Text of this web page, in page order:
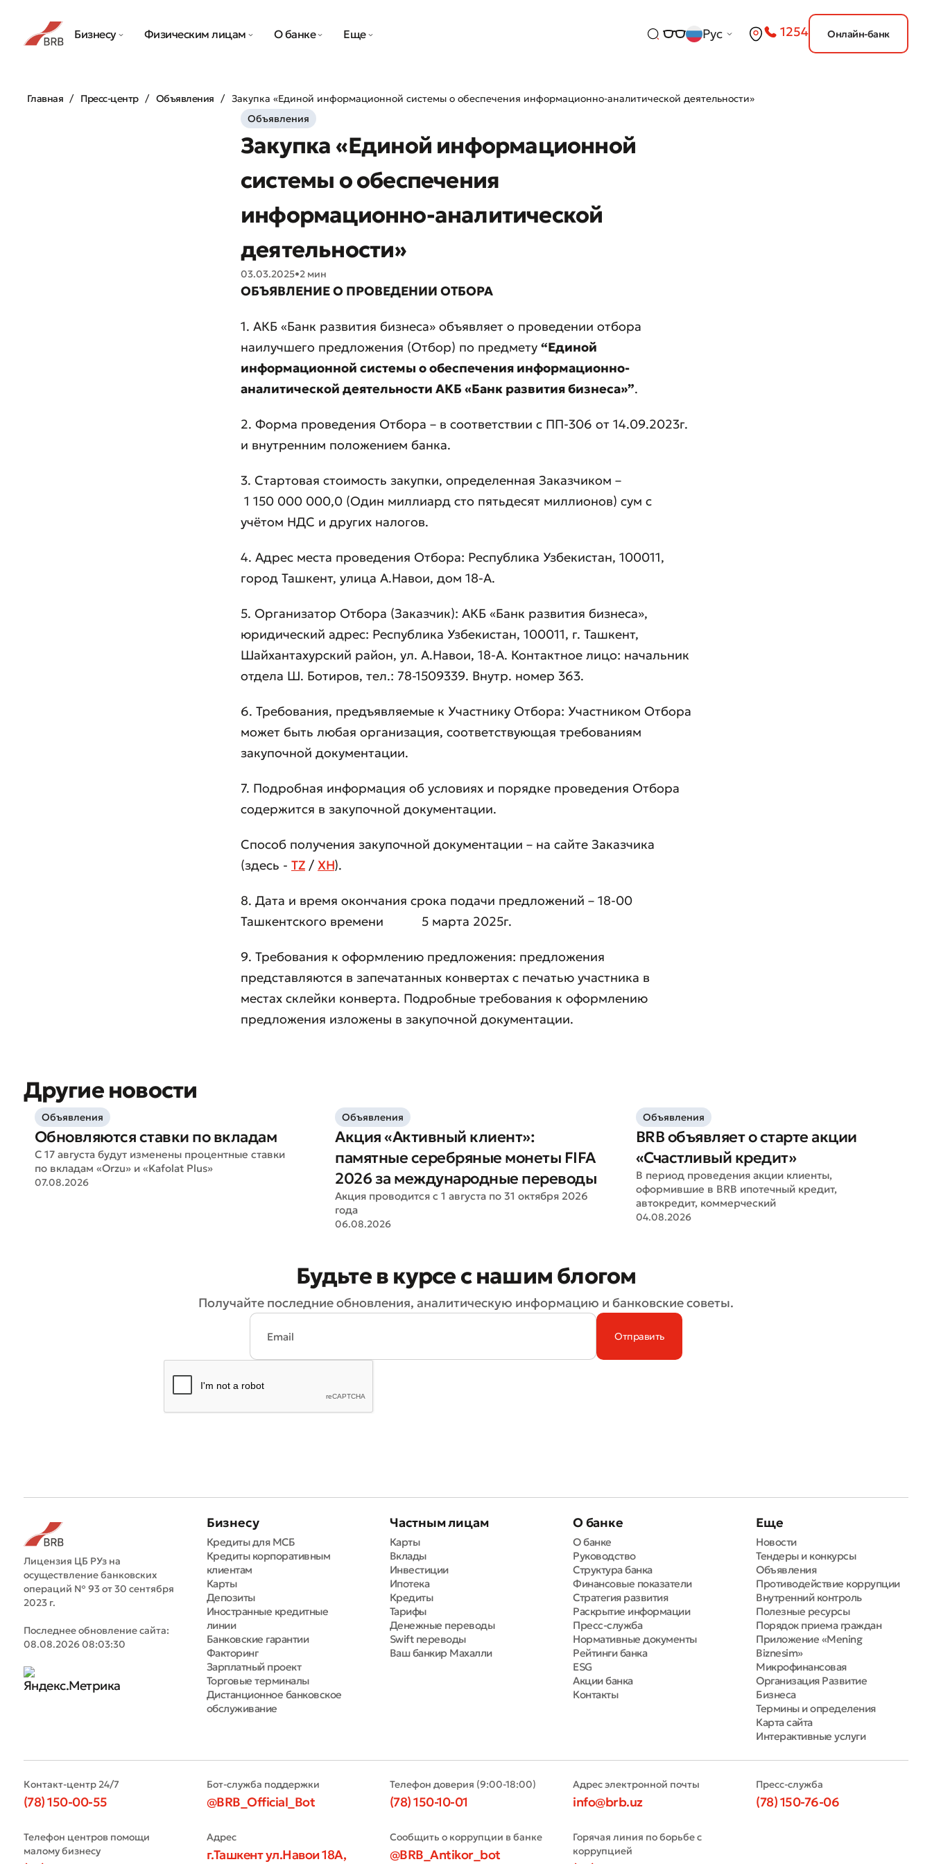
Бизнесу Физическим лицам О банке Еще Рус 1254 Онлайн-банк
Оцените качество обслуживания
Отправить
Оставить обращение
* Все поля обязательны для заполнения
Отправить
Главная Пресс-центр Объявления
Закупка «Единой информационной системы о обеспечения информационно-аналитической деятельности»
Объявления
Закупка «Единой информационной
системы о обеспечения
информационно-аналитической
деятельности»
03.03.2025•2 мин
ОБЪЯВЛЕНИЕ О ПРОВЕДЕНИИ ОТБОРА
1. АКБ «Банк развития бизнеса» объявляет о проведении отбора
наилучшего предложения (Отбор) по предмету “Единой
информационной системы о обеспечения информационно-
аналитической деятельности АКБ «Банк развития бизнеса»”.
2. Форма проведения Отбора – в соответствии с ПП-306 от 14.09.2023г.
и внутренним положением банка.
3. Стартовая стоимость закупки, определенная Заказчиком –
1 150 000 000,0 (Один миллиард сто пятьдесят миллионов) сум с
учётом НДС и других налогов.
4. Адрес места проведения Отбора: Республика Узбекистан, 100011,
город Ташкент, улица А.Навои, дом 18-А.
5. Организатор Отбора (Заказчик): АКБ «Банк развития бизнеса»,
юридический адрес: Республика Узбекистан, 100011, г. Ташкент,
Шайхантахурский район, ул. А.Навои, 18-А. Контактное лицо: начальник
отдела Ш. Ботиров, тел.: 78-1509339. Внутр. номер 363.
6. Требования, предъявляемые к Участнику Отбора: Участником Отбора
может быть любая организация, соответствующая требованиям
закупочной документации.
7. Подробная информация об условиях и порядке проведения Отбора
содержится в закупочной документации.
Способ получения закупочной документации – на сайте Заказчика
(здесь - TZ / XH).
8. Дата и время окончания срока подачи предложений – 18-00
Ташкентского времени 5 марта 2025г.
9. Требования к оформлению предложения: предложения
представляются в запечатанных конвертах с печатью участника в
местах склейки конверта. Подробные требования к оформлению
предложения изложены в закупочной документации.
Другие новости
Объявления
Обновляются ставки по вкладам
С 17 августа будут изменены процентные ставки
по вкладам «Orzu» и «Kafolat Plus»
07.08.2026
Объявления
Акция «Активный клиент»:
памятные серебряные монеты FIFA
2026 за международные переводы
Акция проводится с 1 августа по 31 октября 2026
года
06.08.2026
Объявления
BRB объявляет о старте акции
«Счастливый кредит»
В период проведения акции клиенты,
оформившие в BRB ипотечный кредит,
автокредит, коммерческий
04.08.2026
Будьте в курсе с нашим блогом
Получайте последние обновления, аналитическую информацию и банковские советы.
Лицензия ЦБ РУз на
осуществление банковских
операций № 93 от 30 сентября
2023 г.
Последнее обновление сайта:
08.08.2026 08:03:30
Бизнесу
Кредиты для МСБ
Кредиты корпоративным
клиентам
Карты
Депозиты
Иностранные кредитные
линии
Банковские гарантии
Факторинг
Зарплатный проект
Торговые терминалы
Дистанционное банковское
обслуживание
Частным лицам
Карты
Вклады
Инвестиции
Ипотека
Кредиты
Тарифы
Денежные переводы
Swift переводы
Ваш банкир Махалли
О банке
О банке
Руководство
Структура банка
Финансовые показатели
Стратегия развития
Раскрытие информации
Пресс-служба
Нормативные документы
Рейтинги банка
ESG
Акции банка
Контакты
Еще
Новости
Тендеры и конкурсы
Объявления
Противодействие коррупции
Внутренний контроль
Полезные ресурсы
Порядок приема граждан
Приложение «Mening
Biznesim»
Микрофинансовая
Организация Развитие
Бизнеса
Термины и определения
Карта сайта
Интерактивные услуги
Контакт-центр 24/7
(78) 150-00-55
Бот-служба поддержки
@BRB_Official_Bot
Телефон доверия (9:00-18:00)
(78) 150-10-01
Адрес электронной почты
info@brb.uz
Пресс-служба
(78) 150-76-06
Телефон центров помощи
малому бизнесу
Адрес
г.Ташкент ул.Навои 18А,
Сообщить о коррупции в банке
@BRB_Antikor_bot
Горячая линия по борьбе с
коррупцией